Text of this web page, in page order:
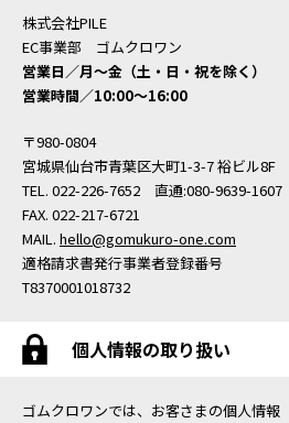
株式会社PILE
EC事業部 ゴムクロワン
営業日／月〜金（土・日・祝を除く）
営業時間／10:00〜16:00
〒980-0804
宮城県仙台市青葉区大町1-3-7 裕ビル8F
TEL. 022-226-7652 直通:080-9639-1607
FAX. 022-217-6721
MAIL. hello@gomukuro-one.com
適格請求書発行事業者登録番号
T8370001018732
個人情報の取り扱い
ゴムクロワンでは、お客さまの個人情報